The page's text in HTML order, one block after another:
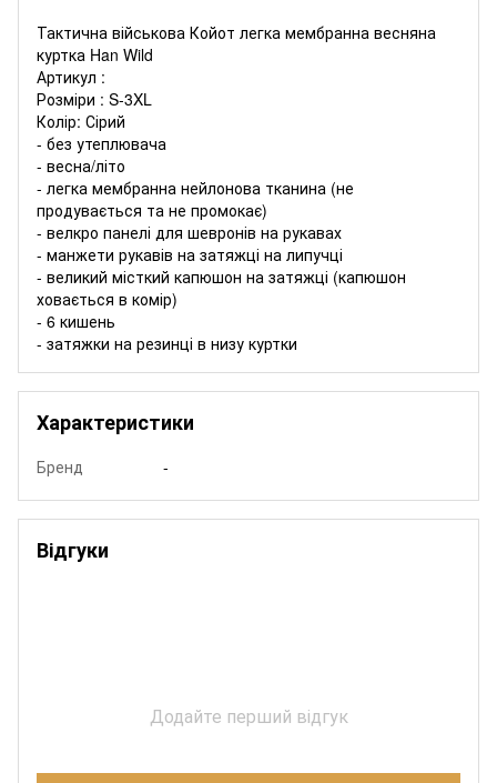
Тактична військова Койот легка мембранна весняна
куртка Han Wild
Артикул :
Розміри : S-3XL
Колір: Сірий
- без утеплювача
- весна/літо
- легка мембранна нейлонова тканина (не
продувається та не промокає)
- велкро панелі для шевронів на рукавах
- манжети рукавів на затяжці на липучці
- великий місткий капюшон на затяжці (капюшон
ховається в комір)
- 6 кишень
- затяжки на резинці в низу куртки
Характеристики
Бренд -
Відгуки
Додайте перший відгук